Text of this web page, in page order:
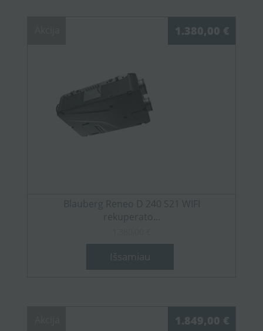
1.380,00 €
Blauberg Reneo D 240 S21 WIFI
rekuperato...
Išsamiau
1.849,00 €